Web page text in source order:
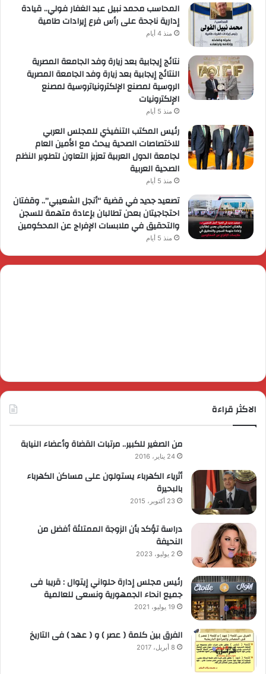
المحاسب محمد نبيل عبد الغفار فولي.. قيادة
إدارية ناجحة على رأس فرع إيرادات طامية
منذ 4 أيام
نتائج إيجابية بعد زيارة وفد الجامعة المصرية
النتائج إيجابية بعد زيارة وفد الجامعة المصرية
الروسية لمصنع الإلكترونياتروسية لمصنع
الإلكترونيات
منذ 5 أيام
رئيس المكتب التنفيذي للمجلس العربي
للاختصاصات الصحية يبحث مع الأمين العام
لجامعة الدول العربية تعزيز التعاون لتطوير النظم
الصحية العربية
منذ 5 أيام
تصعيد جديد في قضية “أنجل الشعيبي”.. وقفتان
احتجاجيتان بعدن تطالبان بإعادة متهمة للسجن
والتحقيق في ملابسات الإفراج عن المحكومين
منذ 5 أيام
الاكثر قراءة
من الصغير للكبير.. مرتبات القضاة وأعضاء النيابة
24 يناير، 2016
أثرياء الكهرباء يستولون على مساكن الكهرباء
بالبحيرة
23 أكتوبر، 2015
دراسة تؤكد بأن الزوجة الممتلئة أفضل من
النحيفة
2 يوليو، 2023
رئيس مجلس إدارة حلواني إيتوال : قريبا فى
جميع انحاء الجمهورية ونسعى للعالمية
19 يوليو، 2021
الفرق بين كلمة ( عصر ) و ( عهد ) فى التاريخ
8 أبريل، 2017